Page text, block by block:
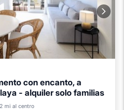
con encanto, a
- alquiler solo familias
mi al centroPiscina